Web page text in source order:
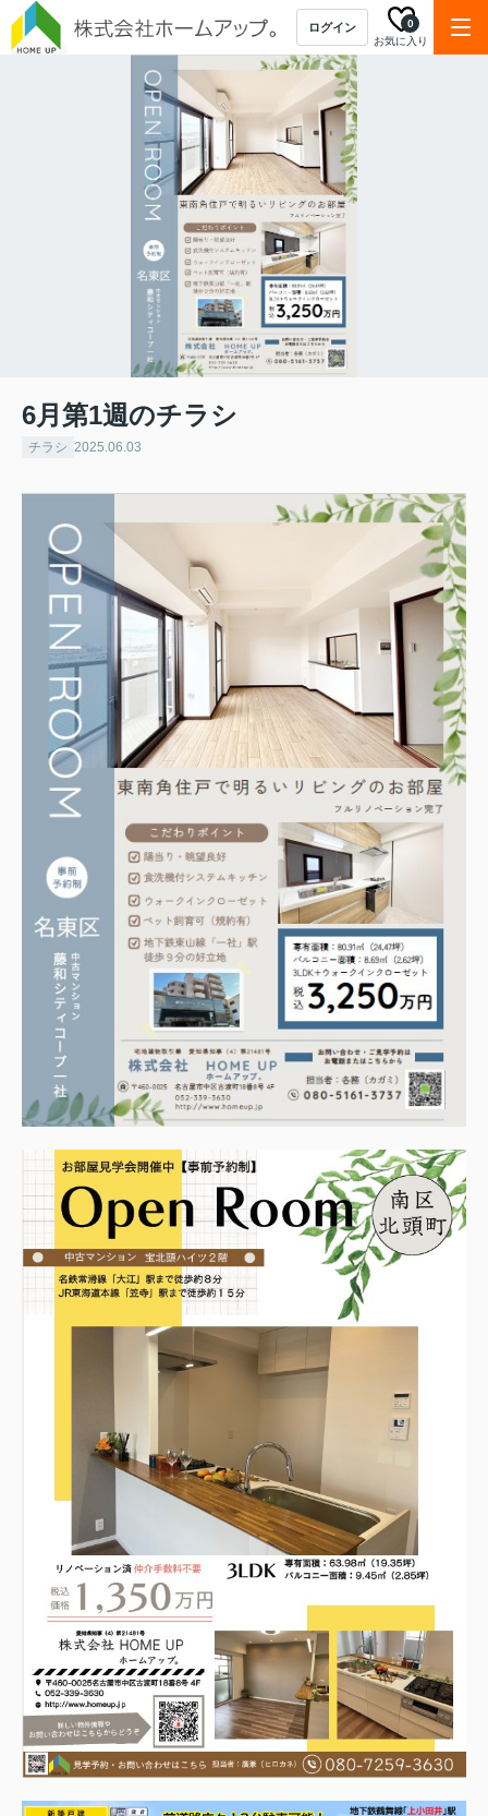
ログイン
お気に入り
0
6月第1週のチラシ
チラシ 2025.06.03